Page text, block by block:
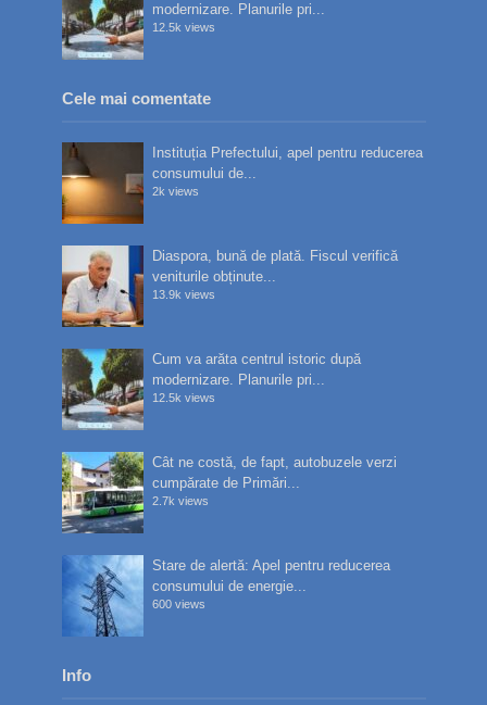
modernizare. Planurile pri...
12.5k views
Cele mai comentate
Instituția Prefectului, apel pentru reducerea
consumului de...
2k views
Diaspora, bună de plată. Fiscul verifică
veniturile obținute...
13.9k views
Cum va arăta centrul istoric după
modernizare. Planurile pri...
12.5k views
Cât ne costă, de fapt, autobuzele verzi
cumpărate de Primări...
2.7k views
Stare de alertă: Apel pentru reducerea
consumului de energie...
600 views
Info